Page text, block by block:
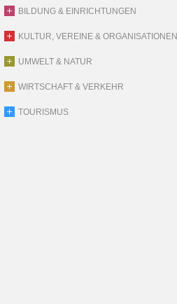
BILDUNG & EINRICHTUNGEN
KULTUR, VEREINE & ORGANISATIONEN
UMWELT & NATUR
WIRTSCHAFT & VERKEHR
TOURISMUS